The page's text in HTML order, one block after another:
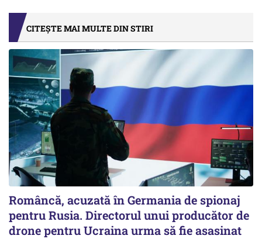
CITEȘTE MAI MULTE DIN STIRI
Româncă, acuzată în Germania de spionaj
pentru Rusia. Directorul unui producător de
drone pentru Ucraina urma să fie asasinat